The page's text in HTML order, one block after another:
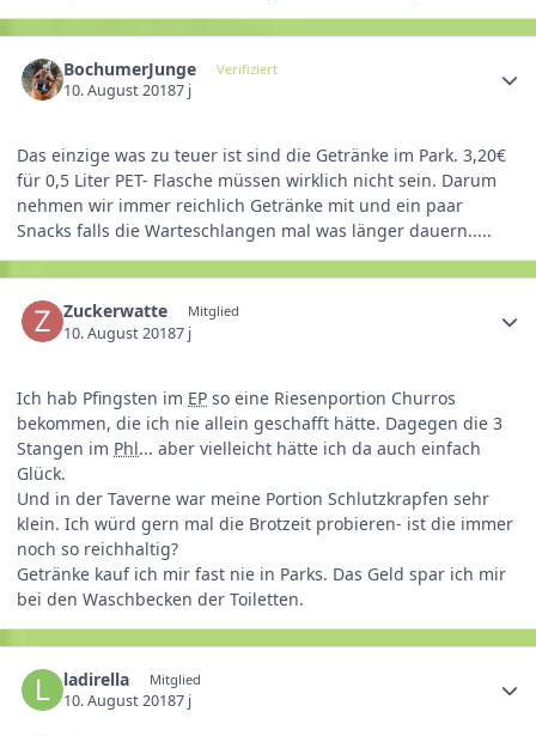
BochumerJunge Verifiziert
10. August 20187 j
Das einzige was zu teuer ist sind die Getränke im Park. 3,20€
für 0,5 Liter PET- Flasche müssen wirklich nicht sein. Darum
nehmen wir immer reichlich Getränke mit und ein paar
Snacks falls die Warteschlangen mal was länger dauern.....
Zuckerwatte Mitglied
10. August 20187 j
Ich hab Pfingsten im EP so eine Riesenportion Churros
bekommen, die ich nie allein geschafft hätte. Dagegen die 3
Stangen im Phl... aber vielleicht hätte ich da auch einfach
Glück.
Und in der Taverne war meine Portion Schlutzkrapfen sehr
klein. Ich würd gern mal die Brotzeit probieren- ist die immer
noch so reichhaltig?
Getränke kauf ich mir fast nie in Parks. Das Geld spar ich mir
bei den Waschbecken der Toiletten.
ladirella Mitglied
10. August 20187 j